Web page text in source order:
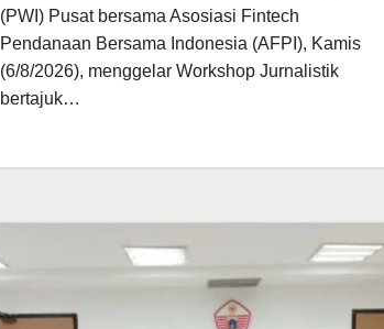
(PWI) Pusat bersama Asosiasi Fintech
Pendanaan Bersama Indonesia (AFPI), Kamis
(6/8/2026), menggelar Workshop Jurnalistik
bertajuk…